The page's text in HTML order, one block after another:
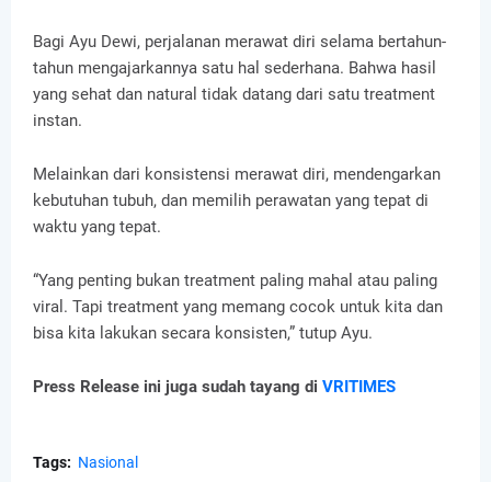
Bagi Ayu Dewi, perjalanan merawat diri selama bertahun-
tahun mengajarkannya satu hal sederhana. Bahwa hasil
yang sehat dan natural tidak datang dari satu treatment
instan.
Melainkan dari konsistensi merawat diri, mendengarkan
kebutuhan tubuh, dan memilih perawatan yang tepat di
waktu yang tepat.
“Yang penting bukan treatment paling mahal atau paling
viral. Tapi treatment yang memang cocok untuk kita dan
bisa kita lakukan secara konsisten,” tutup Ayu.
Press Release ini juga sudah tayang di VRITIMES
Tags: Nasional